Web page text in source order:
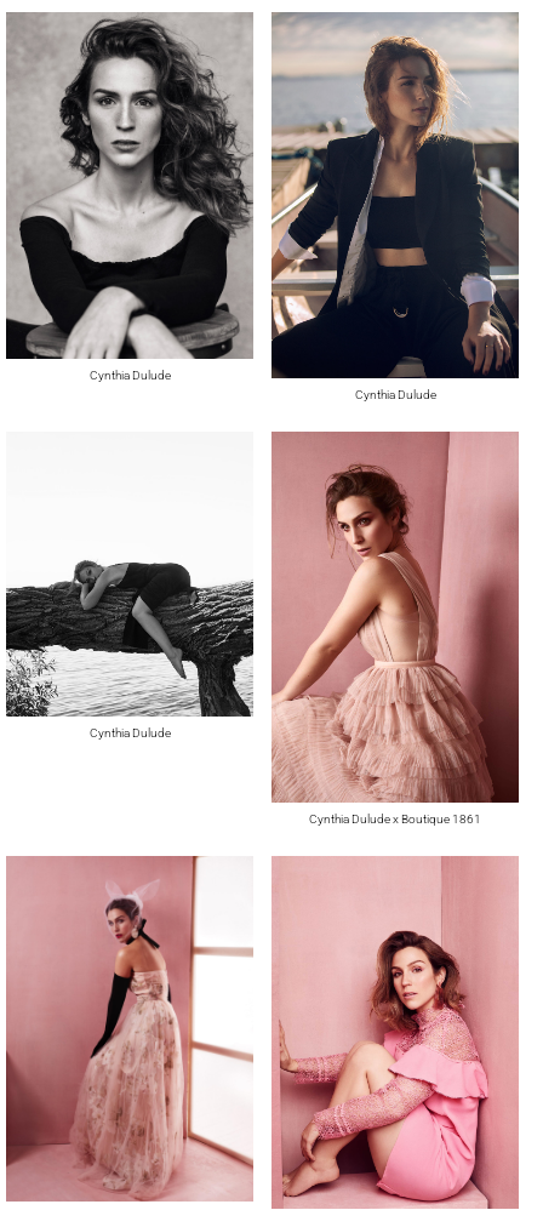
Cynthia Dulude
Cynthia Dulude
Cynthia Dulude
Cynthia Dulude x Boutique 1861